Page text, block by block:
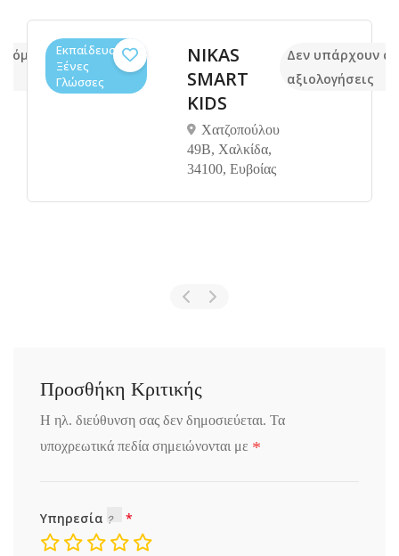
Εκπαίδευση,
Ξένες
Γλώσσες
NIKAS
SMART
KIDS
Χατζοπούλου
49Β, Χαλκίδα,
34100, Ευβοίας
Δεν υπάρχουν
αξιολογήσεις
Προσθήκη Κριτικής
Η ηλ. διεύθυνση σας δεν δημοσιεύεται. Τα
υποχρεωτικά πεδία σημειώνονται με *
Υπηρεσία